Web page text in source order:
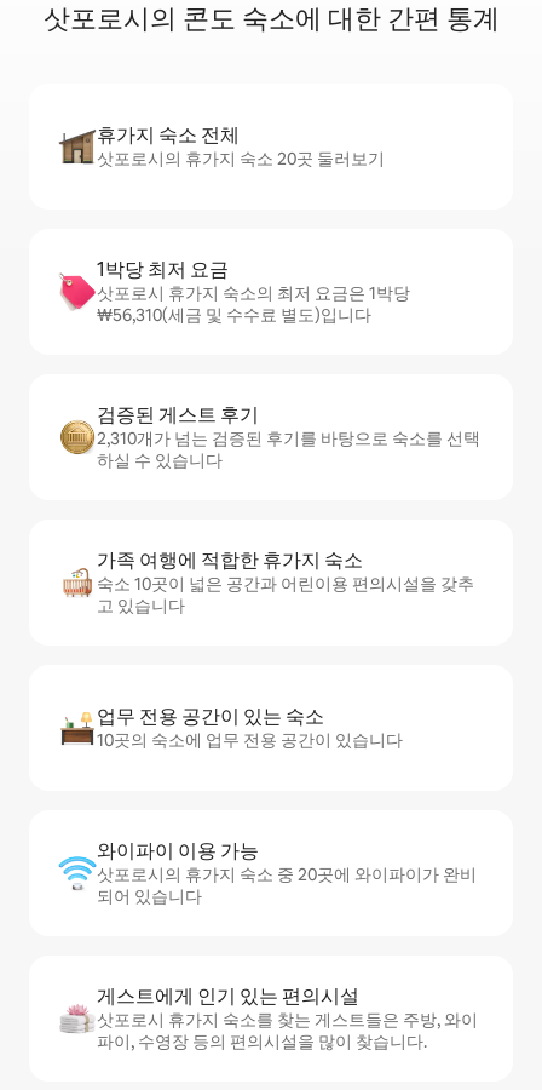
삿포로시의 콘도 숙소에 대한 간편 통계
휴가지 숙소 전체
삿포로시의 휴가지 숙소 20곳 둘러보기
1박당 최저 요금
삿포로시 휴가지 숙소의 최저 요금은 1박당
₩56,310(세금 및 수수료 별도)입니다
검증된 게스트 후기
2,310개가 넘는 검증된 후기를 바탕으로 숙소를 선택
하실 수 있습니다
가족 여행에 적합한 휴가지 숙소
숙소 10곳이 넓은 공간과 어린이용 편의시설을 갖추
고 있습니다
업무 전용 공간이 있는 숙소
10곳의 숙소에 업무 전용 공간이 있습니다
와이파이 이용 가능
삿포로시의 휴가지 숙소 중 20곳에 와이파이가 완비
되어 있습니다
게스트에게 인기 있는 편의시설
삿포로시 휴가지 숙소를 찾는 게스트들은 주방, 와이
파이, 수영장 등의 편의시설을 많이 찾습니다.